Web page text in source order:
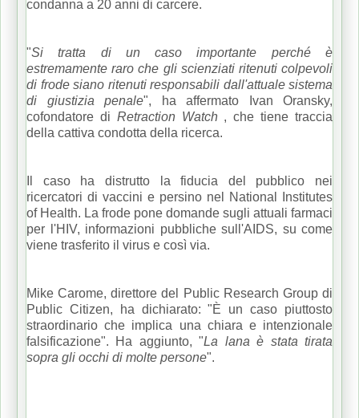
condanna a 20 anni di carcere.
"Si tratta di un caso importante perché è
estremamente raro che gli scienziati ritenuti colpevoli
di frode siano ritenuti responsabili dall'attuale sistema
di giustizia penale", ha affermato Ivan Oransky,
cofondatore di Retraction Watch, che tiene traccia
della cattiva condotta della ricerca.
Il caso ha distrutto la fiducia del pubblico nei
ricercatori di vaccini e persino nel National Institutes
of Health. La frode pone domande sugli attuali farmaci
per l'HIV, informazioni pubbliche sull'AIDS, su come
viene trasferito il virus e così via.
Mike Carome, direttore del Public Research Group di
Public Citizen, ha dichiarato: "È un caso piuttosto
straordinario che implica una chiara e intenzionale
falsificazione". Ha aggiunto, "La lana è stata tirata
sopra gli occhi di molte persone".